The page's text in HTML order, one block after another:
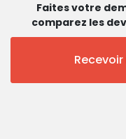
Faites votre
comparez les